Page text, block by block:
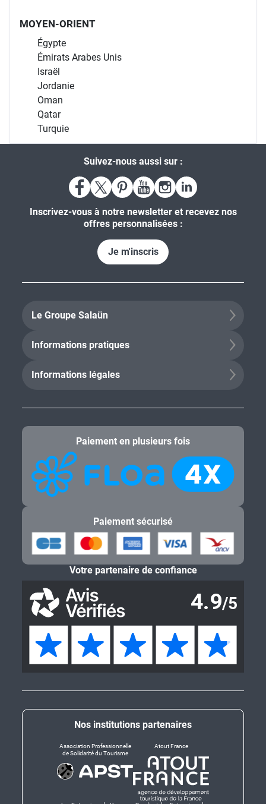
MOYEN-ORIENT
Égypte
Émirats Arabes Unis
Israël
Jordanie
Oman
Qatar
Turquie
Suivez-nous aussi sur :
Inscrivez-vous à notre newsletter et recevez nos
offres personnalisées :
Je m'inscris
Le Groupe Salaün
Informations pratiques
Informations légales
Nos institutions partenaires
Association Professionnelle
de Solidarité du Tourisme
Atout France
Paiement en plusieurs fois
Paiement sécurisé
Votre partenaire de confiance